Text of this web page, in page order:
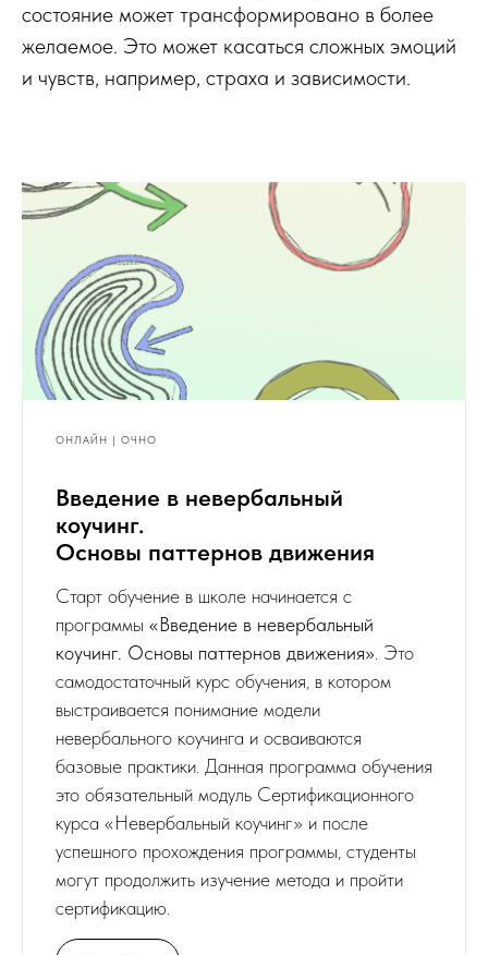
состояние может трансформировано в более
желаемое. Это может касаться сложных эмоций
и чувств, например, страха и зависимости.
ОНЛАЙН | ОЧНО
Введение в невербальный
коучинг.
Основы паттернов движения
Старт обучение в школе начинается с
программы «Введение в невербальный
коучинг. Основы паттернов движения» . Это
самодостаточный курс обучения, в котором
выстраивается понимание модели
невербального коучинга и осваиваются
базовые практики. Данная программа обучения
это обязательный модуль Сертификационного
курса «Невербальный коучинг» и после
успешного прохождения программы, студенты
могут продолжить изучение метода и пройти
сертификацию.